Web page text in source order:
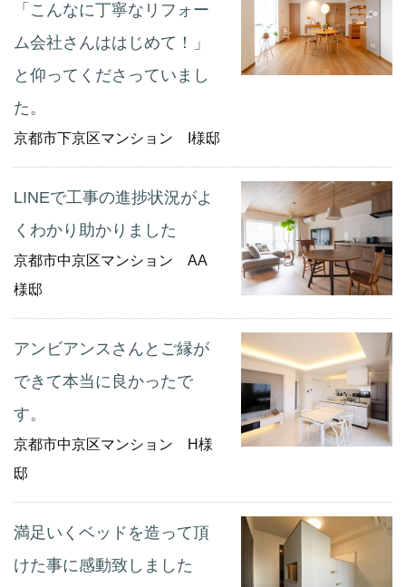
「こんなに丁寧なリフォー
ム会社さんははじめて！」
と仰ってくださっていまし
た。
京都市下京区マンション I様邸
LINEで工事の進捗状況がよ
くわかり助かりました
京都市中京区マンション AA
様邸
アンビアンスさんとご縁が
できて本当に良かったで
す。
京都市中京区マンション H様
邸
満足いくベッドを造って頂
けた事に感動致しました